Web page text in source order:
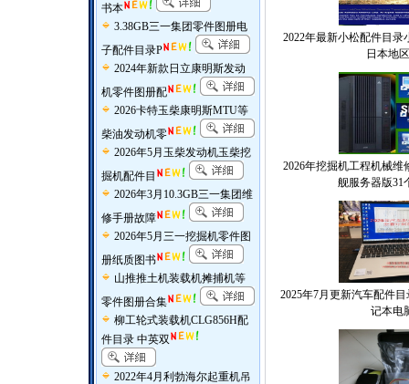
书本
3.38GB三一集团零件图册电
子配件目录P
2024年新款日立康明斯发动
机零件图册配
2026卡特玉柴康明斯MTU等
柴油发动机零
2026年5月玉柴发动机玉柴挖
掘机配件目
2026年3月10.3GB三一集团维
修手册故障
2026年5月三一挖掘机零件图
册纸质图书
山推推土机装载机摊捕机等
零件图册合集
柳工轮式装载机CLG856H配
件目录 中英双
2022年4月利勃海尔起重机吊
2022年最新小松配件目录
日本地
2026年挖掘机工程机械维
舰服务器版31
2025年7月更新汽车配件
记本电